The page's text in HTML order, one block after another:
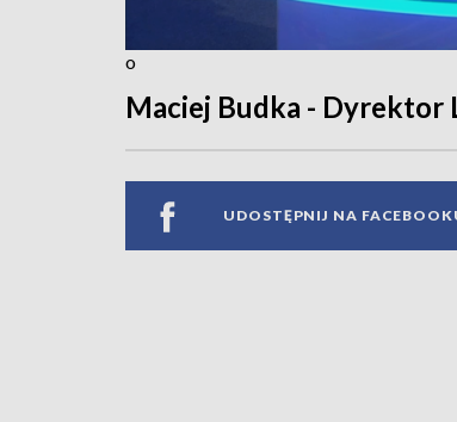
o
Maciej Budka - Dyrektor
UDOSTĘPNIJ NA